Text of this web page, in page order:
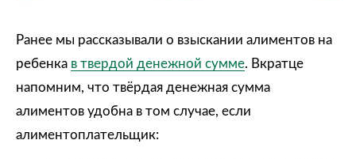
Ранее мы рассказывали о взыскании алиментов на
ребенка в твердой денежной сумме. Вкратце
напомним, что твёрдая денежная сумма
алиментов удобна в том случае, если
алиментоплательщик: